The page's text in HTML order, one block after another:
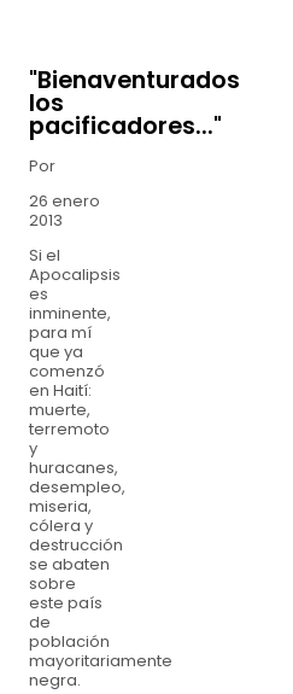
"Bienaventurados
los
pacificadores..."
Por
26 enero
2013
Si el
Apocalipsis
es
inminente,
para mí
que ya
comenzó
en Haití:
muerte,
terremoto
y
huracanes,
desempleo,
miseria,
cólera y
destrucción
se abaten
sobre
este país
de
población
mayoritariamente
negra.